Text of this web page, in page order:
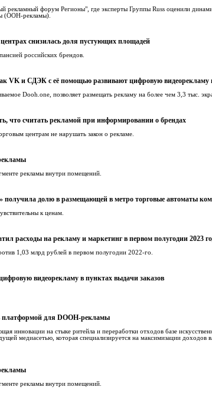
рекламный форум Регионы", где эксперты Группы Russ оценили
(ООН-рекламы).
снизилась доля пустующих площадей
российских брендов.
VK и СДЭК с её помощью развивают цифровую видеорекламу
Dooh.one, позволяет размещать рекламу на более чем 3,3 тыс.
что считать рекламой при информировании о брендах
центрам не нарушать закон о рекламе.
рекламы внутри помещений.
получила долю в размещающей в метро торговые автоматы
к ценам.
расходы на рекламу и маркетинг в первом полугодии 2023
1,03 млрд рублей в первом полугодии 2022-го.
видеорекламу в пунктах выдачи заказов
платформой для DOOH-рекламы
инновации на стыке ритейла и переработки отходов базе
медиасетью, которая специализируется на максимизации доходов
рекламы внутри помещений.